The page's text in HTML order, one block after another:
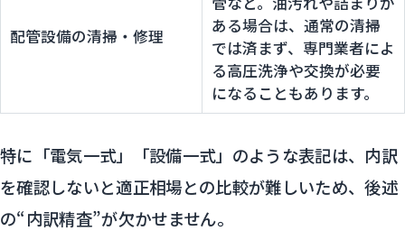
配管設備の清掃・修理
ある場合は、通常の清掃
では済まず、専門業者によ
る高圧洗浄や交換が必要
になることもあります。
特に「電気一式」「設備一式」のような表記は、内訳
を確認しないと適正相場との比較が難しいため、後述
の“内訳精査”が欠かせません。